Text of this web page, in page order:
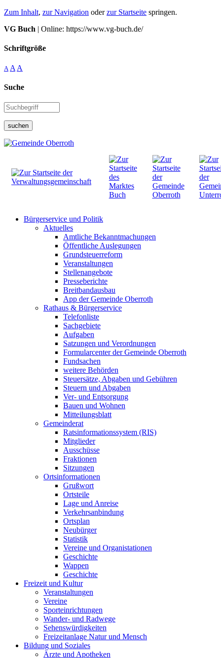
Zum Inhalt, zur Navigation oderzur Startseite springen.
VG Buch | Online: https://www.vg-buch.de/
Schriftgröße
A A A
Suche
suchen
Bürgerservice und Politik
Aktuelles
Amtliche Bekanntmachungen
Öffentliche Auslegungen
Grundsteuerreform
Veranstaltungen
Stellenangebote
Presseberichte
Breitbandausbau
App der Gemeinde Oberroth
Rathaus & Bürgerservice
Telefonliste
Sachgebiete
Aufgaben
Satzungen und Verordnungen
Formularcenter der Gemeinde Oberroth
Fundsachen
weitere Behörden
Steuersätze, Abgaben und Gebühren
Steuern und Abgaben
Ver- und Entsorgung
Bauen und Wohnen
Mitteilungsblatt
Gemeinderat
Ratsinformationssystem (RIS)
Mitglieder
Ausschüsse
Fraktionen
Sitzungen
Ortsinformationen
Grußwort
Ortsteile
Lage und Anreise
Verkehrsanbindung
Ortsplan
Neubürger
Statistik
Vereine und Organistationen
Geschichte
Wappen
Geschichte
Freizeit und Kultur
Veranstaltungen
Vereine
Sporteinrichtungen
Wander- und Radwege
Sehenswürdigkeiten
Freizeitanlage Natur und Mensch
Bildung und Soziales
Ärzte und Apotheken